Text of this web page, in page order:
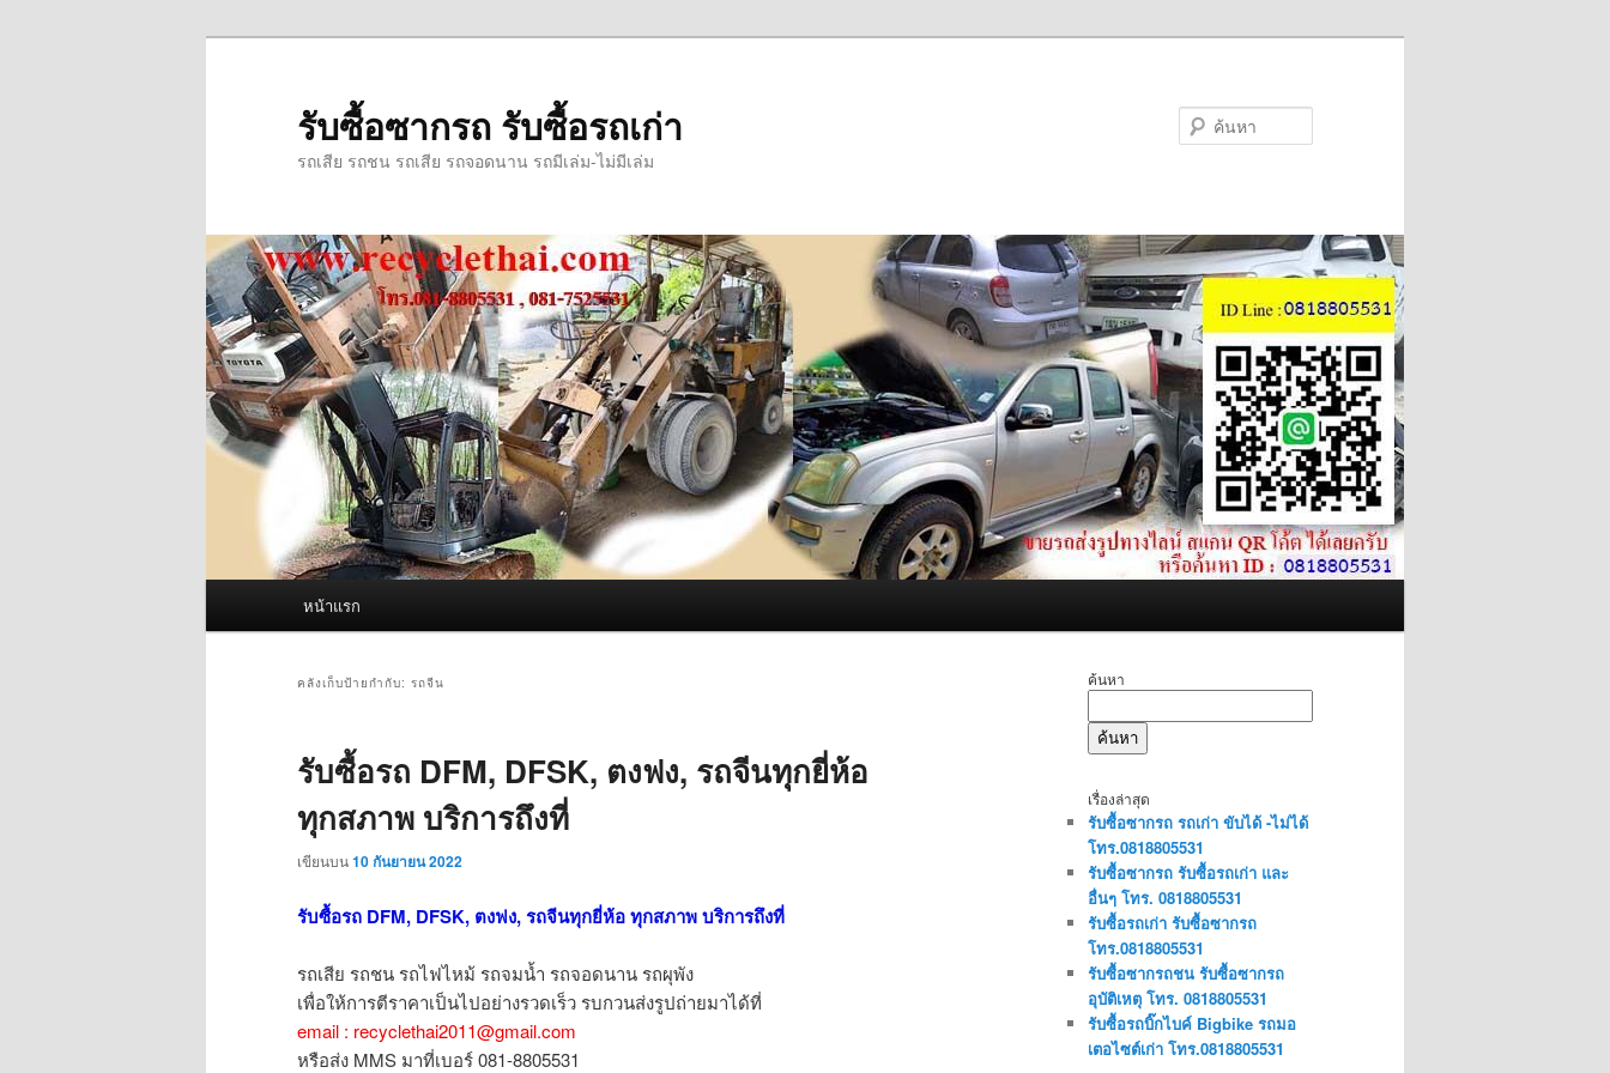
รับซื้อซากรถ รับซื้อรถเก่า
รถเสีย รถชน รถเสีย รถจอดนาน รถมีเล่ม-ไม่มีเล่ม
หน้าแรก
คลังเก็บป้ายกำกับ: รถจีน
รับซื้อรถ DFM, DFSK, ตงฟง, รถจีนทุกยี่ห้อ
ทุกสภาพ บริการถึงที่
เขียนบน10 กันยายน 2022
รับซื้อรถ DFM, DFSK, ตงฟง, รถจีนทุกยี่ห้อ ทุกสภาพ บริการถึงที่
รถเสีย รถชน รถไฟไหม้ รถจมน้ำ รถจอดนาน รถผุพัง
เพื่อให้การตีราคาเป็นไปอย่างรวดเร็ว รบกวนส่งรูปถ่ายมาได้ที่
email : recyclethai2011@gmail.com
หรือส่ง MMS มาที่เบอร์ 081-8805531
ค้นหา
ค้นหา
เรื่องล่าสุด
รับซื้อซากรถ รถเก่า ขับได้ -ไม่ได้
โทร.0818805531
รับซื้อซากรถ รับซื้อรถเก่า และ
อื่นๆ โทร. 0818805531
รับซื้อรถเก่า รับซื้อซากรถ
โทร.0818805531
รับซื้อซากรถชน รับซื้อซากรถ
อุบัติเหตุ โทร. 0818805531
รับซื้อรถบิ๊กไบค์ Bigbike รถมอ
เตอไซต์เก่า โทร.0818805531